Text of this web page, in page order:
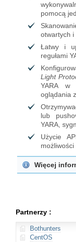
pomocą
otwartych i
Łatwy i
regułami
Light
YARA w
oglądania
lub
YARA,
Użycie
możliwości
Więcej
Partnerzy :
Bothunters
CentOS